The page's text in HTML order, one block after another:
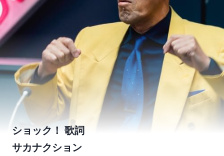
ショック！ 歌詞
サカナクション